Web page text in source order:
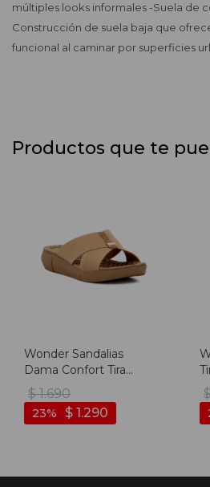
múltiples looks informales -Suela de
Construcción de suela baja que
funcional al caminar por superficies
Productos que te
Wonder Sandalias
Dama Confort Tira
Cruzada C/ Aplique -
Camel
$ 1.690
$ 1.290
23